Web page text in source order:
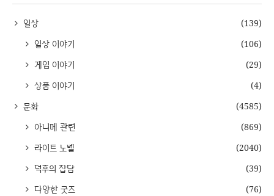
일상
(139)
일상 이야기
(106)
게임 이야기
(29)
상품 이야기
(4)
문화
(4585)
아니메 관련
(869)
라이트 노벨
(2040)
덕후의 잡담
(39)
다양한 굿즈
(76)